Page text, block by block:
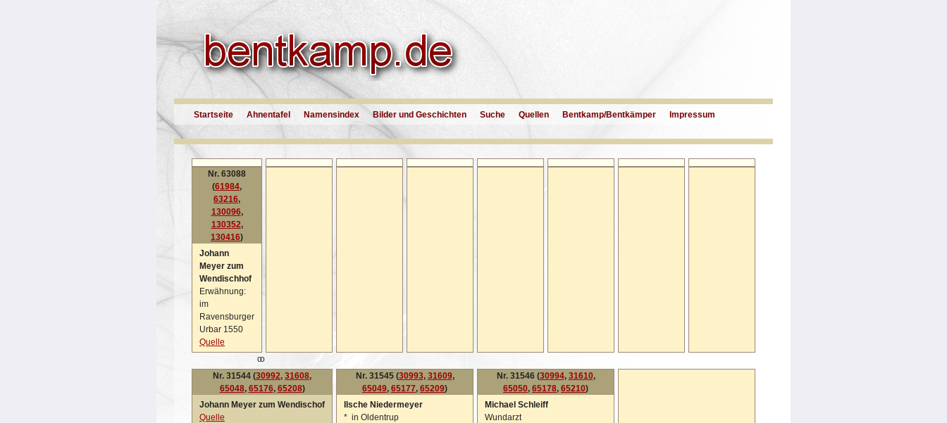
Startseite Ahnentafel Namensindex Bilder und Geschichten Suche Quellen Bentkamp/Bentkämper Impressum
Nr. 63088
(61984,
63216,
130096,
130352,
130416)
Johann
Meyer zum
Wendischhof
Erwähnung:
im
Ravensburger
Urbar 1550
Quelle
oo
Nr. 31544 (30992, 31608,
65048, 65176, 65208)
Johann Meyer zum Wendischof
Quelle
Nr. 31545 (30993, 31609,
65049, 65177, 65209)
Ilsche Niedermeyer
* in Oldentrup
Nr. 31546 (30994, 31610,
65050, 65178, 65210)
Michael Schleiff
Wundarzt